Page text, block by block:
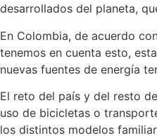
desarrollados del planeta,
En Colombia, de acuerdo
tenemos en cuenta esto,
nuevas fuentes de energía
El reto del país y del resto
uso de bicicletas o
los distintos modelos